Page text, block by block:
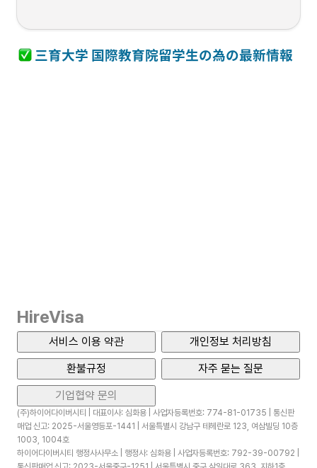
三育大学 国際教育院留学生の為の最新情報
HireVisa
서비스 이용 약관
개인정보 처리방침
환불규정
자주 묻는 질문
기업협약 문의
(주)하이어다이버시티 | 대표이사: 심화용 | 사업자등록번호: 774-81-01735 | 통신판
매업 신고: 2025-서울영등포-1441 | 서울특별시 강남구 테헤란로 123, 여삼빌딩 10층
1003, 1004호
하이어다이버시티 행정사사무소 | 행정사: 심화용 | 사업자등록번호: 792-39-00792 |